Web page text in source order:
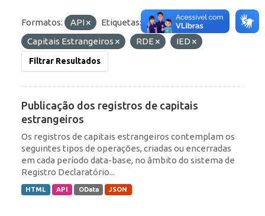
Formatos: API
Etiquetas:
Capitais Estrangeiros
RDE IED
Filtrar Resultados
Publicação dos registros de capitais
estrangeiros
Os registros de capitais estrangeiros contemplam os
seguintes tipos de operações, criadas ou encerradas
em cada período data-base, no âmbito do sistema de
Registro Declaratório...
HTML API OData JSON